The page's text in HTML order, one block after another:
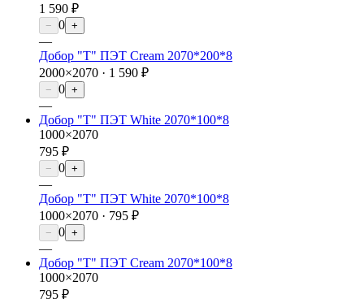
1 590 ₽
− 0 +
—
Добор "Т" ПЭТ Cream 2070*200*8
2000×2070 · 1 590 ₽
− 0 +
—
Добор "Т" ПЭТ White 2070*100*8
1000×2070
795 ₽
− 0 +
—
Добор "Т" ПЭТ White 2070*100*8
1000×2070 · 795 ₽
− 0 +
—
Добор "Т" ПЭТ Cream 2070*100*8
1000×2070
795 ₽